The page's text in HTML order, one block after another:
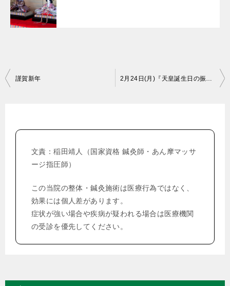
投
謹賀新年 2月24日(月)『天皇誕生日の振替休日』は営業しています
文責：稲田靖人（国家資格 鍼灸師・あん摩マッサ
ージ指圧師）
この当院の整体・鍼灸施術は医療行為ではなく、
効果には個人差があります。
症状が強い場合や疾病が疑われる場合は医療機関
の受診を優先してください。